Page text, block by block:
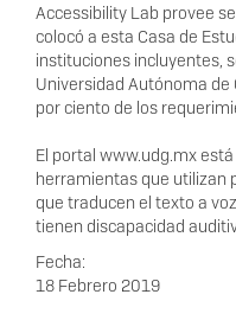
Accessibility Lab provee
colocó a esta Casa de
instituciones incluyentes,
Universidad Autónoma de
por ciento de los
El portal www.udg.mx
herramientas que utilizan
que traducen el texto a
tienen discapacidad
Fecha:
18 Febrero 2019